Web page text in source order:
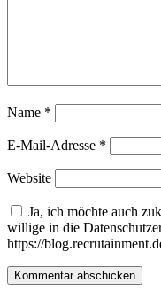
Name *
E-Mail-Adresse *
Website
Ja, ich möchte auch
willige in die
https://